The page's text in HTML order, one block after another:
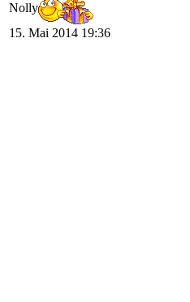
Nolly
15. Mai 2014 19:36